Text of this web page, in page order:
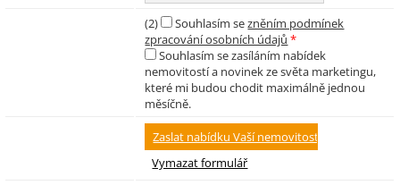
(2) Souhlasím sezněním podmínek
zpracování osobních údajů *
Souhlasím se zasíláním nabídek
nemovitostí a novinek ze světa marketingu,
které mi budou chodit maximálně jednou
měsíčně.